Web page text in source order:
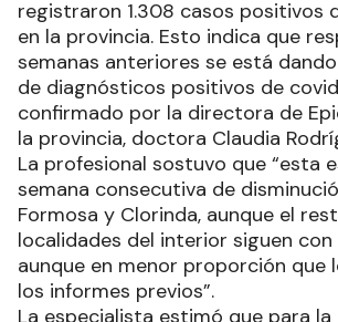
registraron 1.308 casos positivos
en la provincia. Esto indica que
semanas anteriores se está
de diagnósticos positivos de
confirmado por la directora de
la provincia, doctora Claudia
La profesional sostuvo que “esta
semana consecutiva de
Formosa y Clorinda, aunque el
localidades del interior siguen
aunque en menor proporción que
los informes previos”.
La especialista estimó que para